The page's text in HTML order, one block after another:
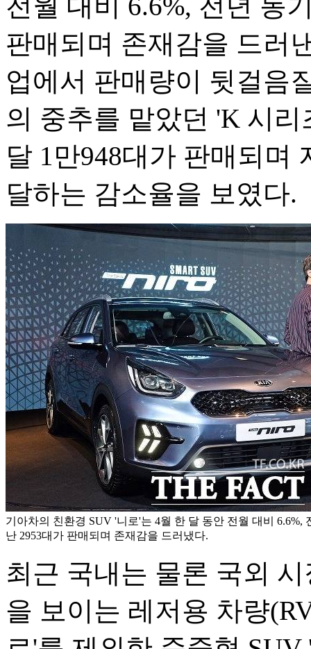
판매되며 존재감을 드러
업에서 판매량이 뒷걸음
의 중추를 맡았던 'K 시리
달 1만948대가 판매되며
달하는 감소율을 보였다.
기아차의 친환경 SUV '니로'는 4월 한 달 동안 전월 대비 6.6%,
난 2953대가 판매되며 존재감을 드러냈다.
최근 국내는 물론 국외
을 보이는 레저용 차량